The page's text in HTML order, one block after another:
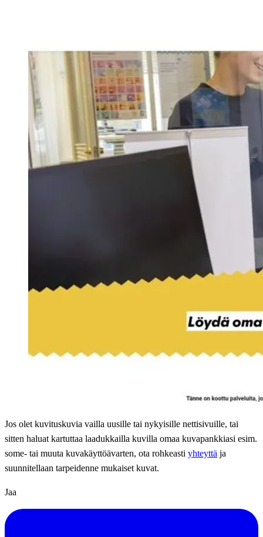
Jos olet kuvituskuvia vailla uusille tai nykyisille nettisivuille, tai
sitten haluat kartuttaa laadukkailla kuvilla omaa kuvapankkiasi esim.
some- tai muuta kuvakäyttöävarten, ota rohkeasti yhteyttä ja
suunnitellaan tarpeidenne mukaiset kuvat.
Jaa